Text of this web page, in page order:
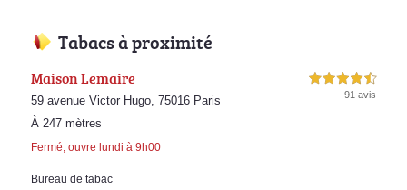
Tabacs à proximité
Maison Lemaire
59 avenue Victor Hugo, 75016 Paris
À 247 mètres
Fermé, ouvre lundi à 9h00
4,5 étoiles sur 5
91 avis
Bureau de tabac